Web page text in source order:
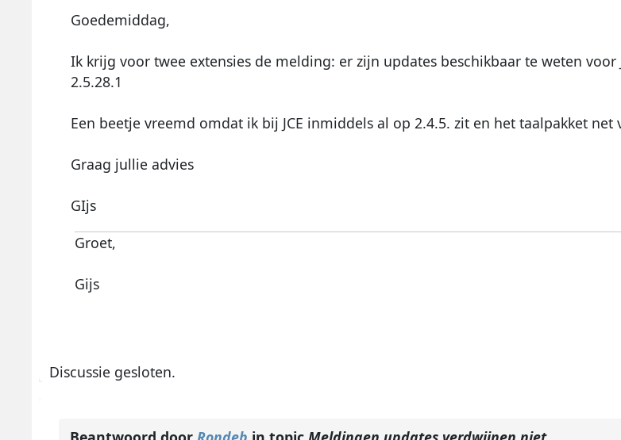
Goedemiddag,
Ik krijg voor twee extensies de melding: er zijn updates beschikbaar te weten voor
2.5.28.1
Een beetje vreemd omdat ik bij JCE inmiddels al op 2.4.5. zit en het taalpakket
Graag jullie advies
GIjs
Groet,
Gijs
Discussie gesloten.